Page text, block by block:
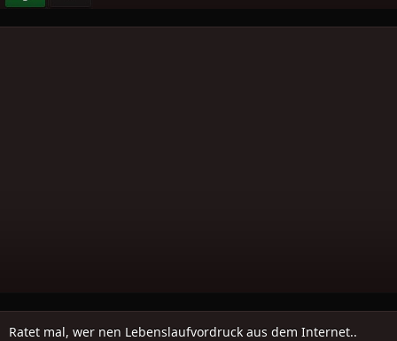
Ratet mal, wer nen Lebenslaufvordruck aus dem Internet..